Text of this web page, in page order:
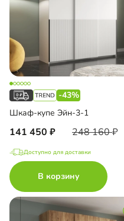
-43%
Шкаф-купе Эйн-3-1
141 450 248 160
Доступно для доставки
В корзину